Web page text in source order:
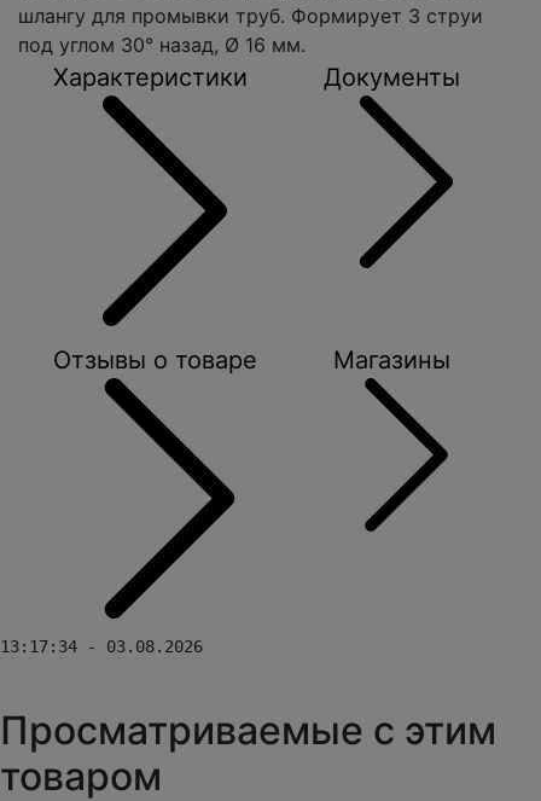
шлангу для промывки труб. Формирует 3 струи
под углом 30° назад, Ø 16 мм.
Характеристики Документы
Отзывы о товаре Магазины
13:17:34 - 03.08.2026
Просматриваемые с этим
товаром